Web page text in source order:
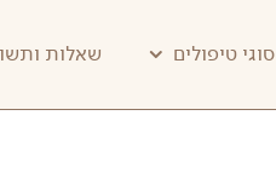
סוגי טיפולים שאלות